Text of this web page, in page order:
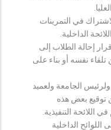
في التمرينات
الداخلية.
إحالة الطلاب إلى
نفسه أو بناء على
الجامعة ولعميد
توقيع بعض هذه
اللائحة التنفيذية.
اللوائح الداخلية